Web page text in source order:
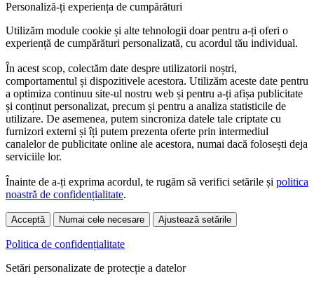
Personaliză-ți experiența de cumpărături
Utilizăm module cookie și alte tehnologii doar pentru a-ți oferi o
experiență de cumpărături personalizată, cu acordul tău individual.
În acest scop, colectăm date despre utilizatorii noștri,
comportamentul și dispozitivele acestora. Utilizăm aceste date pentru
a optimiza continuu site-ul nostru web și pentru a-ți afișa publicitate
și conținut personalizat, precum și pentru a analiza statisticile de
utilizare. De asemenea, putem sincroniza datele tale criptate cu
furnizori externi și îți putem prezenta oferte prin intermediul
canalelor de publicitate online ale acestora, numai dacă folosești deja
serviciile lor.
Înainte de a-ți exprima acordul, te rugăm să verifici setările și politica
noastră de confidențialitate.
Acceptă Numai cele necesare Ajustează setările
Politica de confidențialitate
Setări personalizate de protecție a datelor